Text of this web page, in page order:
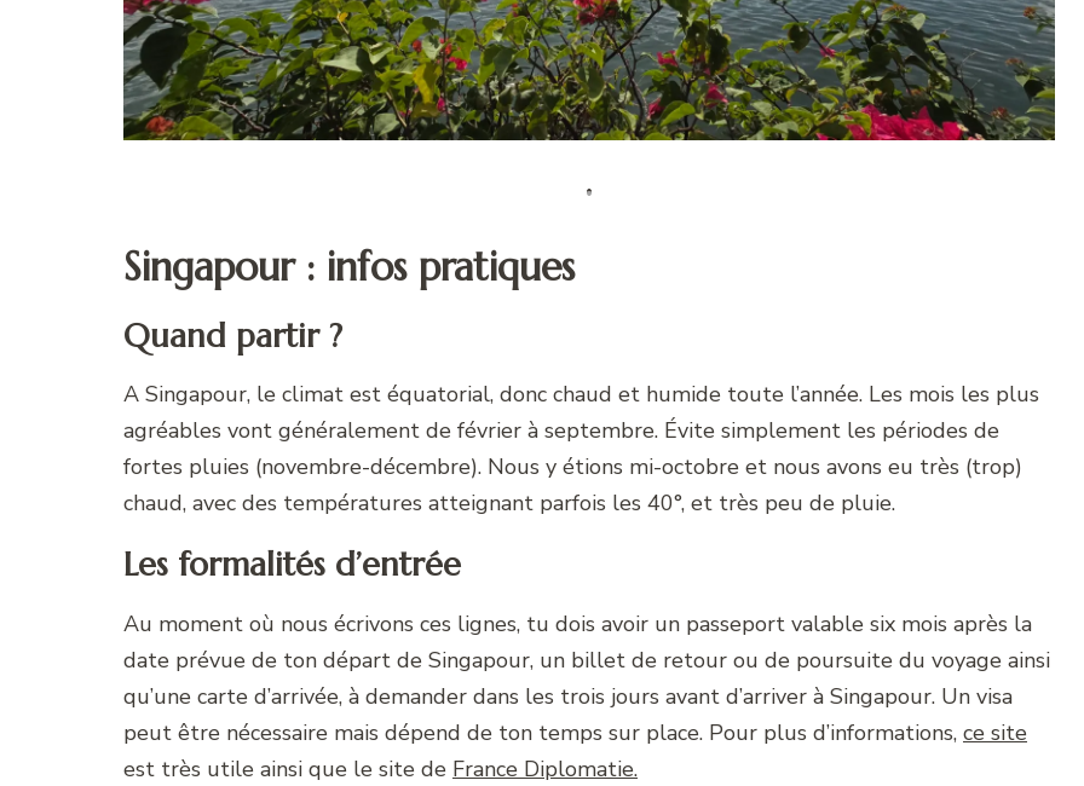
Singapour : infos pratiques
Quand partir ?
A Singapour, le climat est équatorial, donc chaud et humide toute l’année. Les mois les plus
agréables vont généralement de février à septembre. Évite simplement les périodes de
fortes pluies (novembre-décembre). Nous y étions mi-octobre et nous avons eu très (trop)
chaud, avec des températures atteignant parfois les 40°, et très peu de pluie.
Les formalités d’entrée
Au moment où nous écrivons ces lignes, tu dois avoir un passeport valable six mois après la
date prévue de ton départ de Singapour, un billet de retour ou de poursuite du voyage ainsi
qu’une carte d’arrivée, à demander dans les trois jours avant d’arriver à Singapour. Un visa
peut être nécessaire mais dépend de ton temps sur place. Pour plus d’informations, ce site
est très utile ainsi que le site de France Diplomatie.